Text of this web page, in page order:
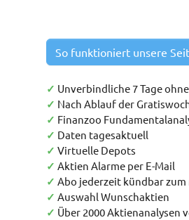
So funktioniert unsere
✓ Unverbindliche 7 Tage
✓ Nach Ablauf der
✓ Finanzoo
✓ Daten tagesaktuell
✓ Virtuelle Depots
✓ Aktien Alarme per E-Mail
✓ Abo jederzeit kündbar
✓ Auswahl Wunschaktien
✓ Über 2000 Aktienanalysen